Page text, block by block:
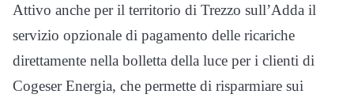
Attivo anche per il territorio di Trezzo sull’Adda il
servizio opzionale di pagamento delle ricariche
direttamente nella bolletta della luce per i clienti di
Cogeser Energia, che permette di risparmiare sui